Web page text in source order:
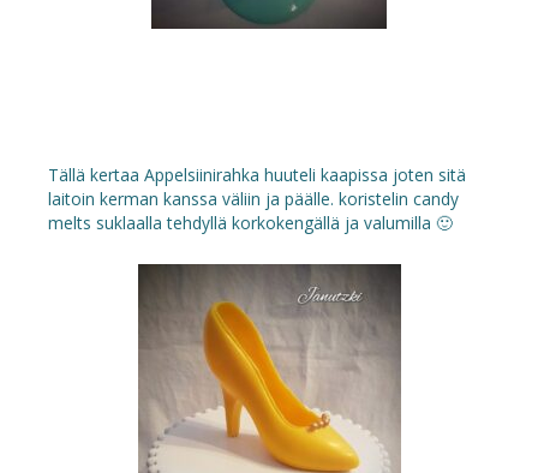
Tällä kertaa Appelsiinirahka huuteli kaapissa joten sitä
laitoin kerman kanssa väliin ja päälle. koristelin candy
melts suklaalla tehdyllä korkokengällä ja valumilla 🙂